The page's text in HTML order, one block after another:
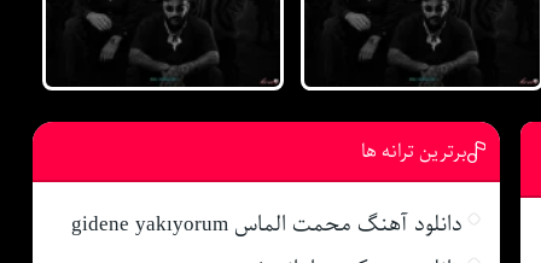
برترین ترانه ها
دانلود آهنگ محمت الماس gidene yakıyorum